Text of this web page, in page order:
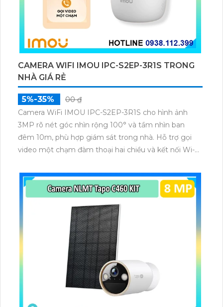
CAMERA WIFI IMOU IPC-S2EP-3R1S TRONG
NHÀ GIÁ RẺ
5%-35%
00 ₫
Camera WiFi IMOU IPC-S2EP-3R1S cho hình ảnh
3MP rõ nét góc nhìn rộng 100° và tầm nhìn ban
đêm 10m, phù hợp giám sát trong nhà. Hỗ trợ gọi
video một chạm đàm thoại hai chiều và kết nối Wi-Fi
microSD tối đa 256GB hoặc lưu đám mây dễ lắp đặt
cho gia đình và văn phòng nhỏ.